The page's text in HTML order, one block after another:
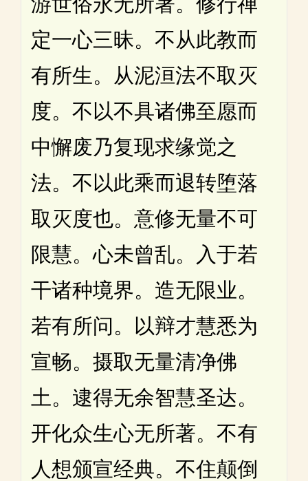
定一心三昧。不从此教而
有所生。从泥洹法不取灭
度。不以不具诸佛至愿而
中懈废乃复现求缘觉之
法。不以此乘而退转堕落
取灭度也。意修无量不可
限慧。心未曾乱。入于若
干诸种境界。造无限业。
若有所问。以辩才慧悉为
宣畅。摄取无量清净佛
土。逮得无余智慧圣达。
开化众生心无所著。不有
人想颁宣经典。不住颠倒